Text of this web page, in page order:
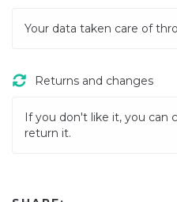
Your data taken care of
Returns and changes
If you don't like it, you can
return it.